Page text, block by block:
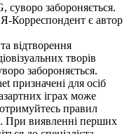
суворо забороняється.
Я-Корреспондент є автор
відтворення
творів
забороняється.
призначені для осіб
іграх може
правил
При виявленні перших